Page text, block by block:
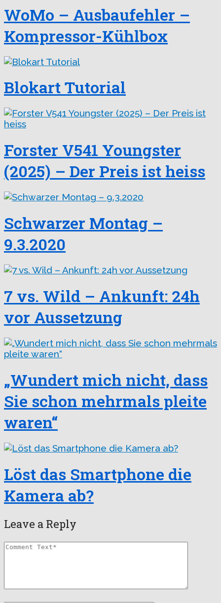
WoMo – Ausbaufehler –
Kompressor-Kühlbox
Blokart Tutorial
Forster V541 Youngster
(2025) – Der Preis ist heiss
Schwarzer Montag –
9.3.2020
7 vs. Wild – Ankunft: 24h
vor Aussetzung
„Wundert mich nicht, dass
Sie schon mehrmals pleite
waren“
Löst das Smartphone die
Kamera ab?
Leave a Reply